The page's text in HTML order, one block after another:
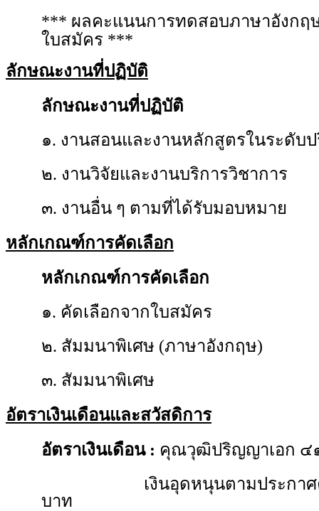
*** ผลคะแนนการทดสอบภาษาอังกฤ
ใบสมัคร ***
ลักษณะงานที่ปฏิบัติ
ลักษณะงานที่ปฏิบัติ
๑. งานสอนและงานหลักสูตรในระดับ
๒. งานวิจัยและงานบริการวิชาการ
๓. งานอื่น ๆ ตามที่ได้รับมอบหมาย
หลักเกณฑ์การคัดเลือก
หลักเกณฑ์การคัดเลือก
๑. คัดเลือกจากใบสมัคร
๒. สัมมนาพิเศษ (ภาษาอังกฤษ)
๓. สัมมนาพิเศษ
อัตราเงินเดือนและสวัสดิการ
อัตราเงินเดือน : คุณวุฒิปริญญาเอก ๔๑
เงินอุดหนุนตามประกาศคณะ
บาท